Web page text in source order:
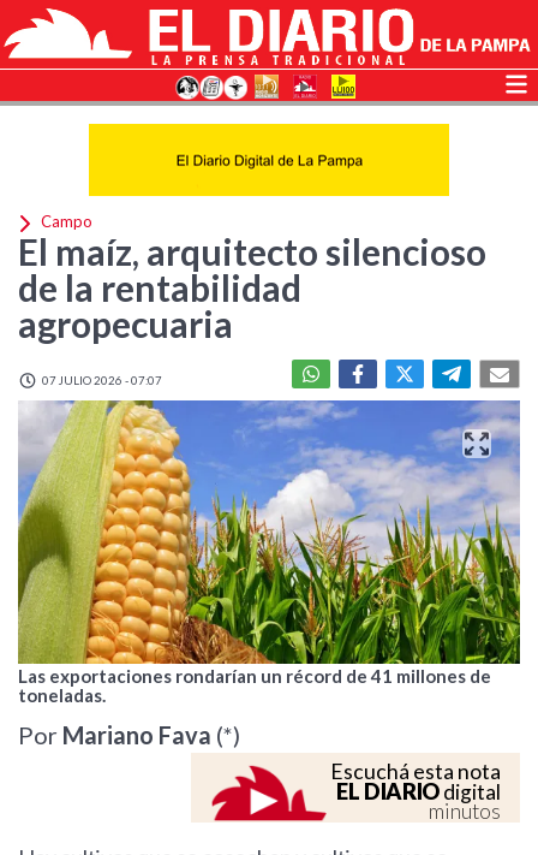
Campo
El maíz, arquitecto silencioso
de la rentabilidad
agropecuaria
07 JULIO 2026 - 07:07
Las exportaciones rondarían un récord de 41 millones de
toneladas.
Por Mariano Fava (*)
Escuchá esta nota
EL DIARIOdigital
minutos